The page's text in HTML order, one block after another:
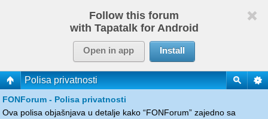
Follow this forum
with Tapatalk for Android
Open in app Install
Polisa privatnosti
FONForum - Polisa privatnosti
Ova polisa objašnjava u detalje kako “FONForum” zajedno sa